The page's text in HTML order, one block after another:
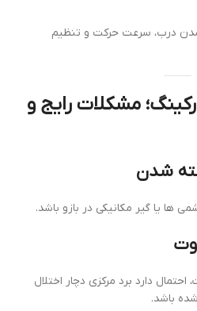
شدن درب، سرعت حرکت و تنظیم
مشکلات رایج و
شدن
ها یا گیر مکانیکی در بازو باشد.
دارد برد مرکزی دچار اختلال
باشد.